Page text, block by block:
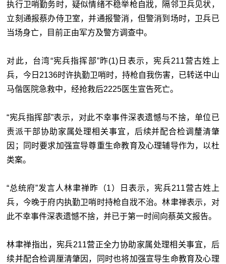
执行卫哨勤务时，疑似情绪不稳举枪自戕，隔邻卫兵见状，
立刻通报蔡办侍卫室，并通报警消，但警消到场时，卫兵已
当场身亡，目前正由军方及警方调查中。
对此，台湾“宪兵指挥部”昨(1)日表示，宪兵211营古姓上
兵，今日2136时许执勤卫哨时，持枪自我伤害，已转送中山
马偕医院急救中，经抢救后2225医生宣告死亡。
“宪兵指挥部”表示，对此不幸事件深表遗憾与不捨，单位已
责派干部协助家属处理相关事宜，后续并配合检调釐清肇
因；同时要求加强宣导尊重生命教育及心理辅导作为，以杜
类案。
“总统府”发言人林聿禅昨（1）日表示，宪兵211营古姓上
兵，今晚于府内执勤卫哨时持枪自戕不治。林聿禅表示，对
此不幸事件深表遗憾不捨，并已于第一时间向蔡英文报告。
林聿禅指出，宪兵211营正全力协助家属处理相关事宜，后
续并配合检调厘清肇因，同时也将加强宣导生命教育及心理